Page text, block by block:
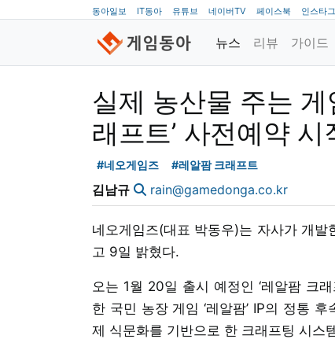
동아일보 IT동아 유튜브 네이버TV 페이스북 인스타
뉴스 리뷰 가이드
실제 농산물 주는 게
래프트’ 사전예약 시
#네오게임즈 #레알팜 크래프트
김남규 rain@gamedonga.co.kr
네오게임즈(대표 박동우)는 자사가 개발
고 9일 밝혔다.
오는 1월 20일 출시 예정인 ‘레알팜 크
한 국민 농장 게임 ‘레알팜’ IP의 정통
제 식문화를 기반으로 한 크래프팅 시스